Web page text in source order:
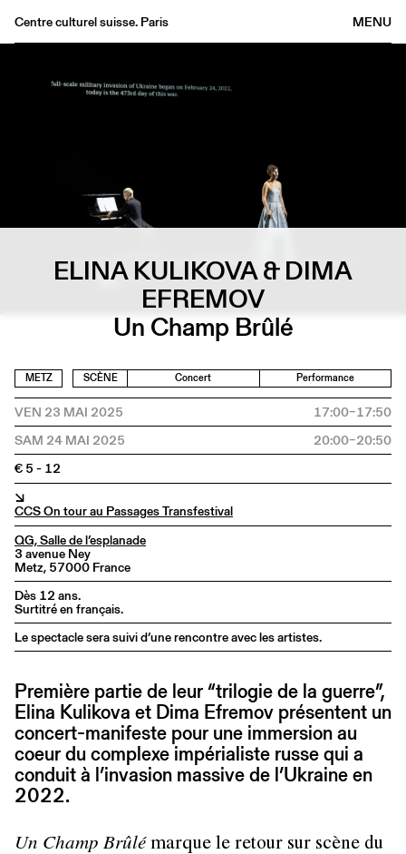
MENU
Centre culturel suisse. Paris
Librairie
Informations
ENELINA KULIKOVA & DIMA
EFREMOV
Un Champ Brûlé
METZ SCÈNE Concert Performance
VEN 23 MAI 2025
17:00–17:50
SAM 24 MAI 2025
20:00–20:50
€ 5 - 12
↘
CCS On tour au Passages Transfestival
QG, Salle de l’esplanade
3 avenue Ney
Metz, 57000 France
Dès 12 ans.
Surtitré en français.
Le spectacle sera suivi d’une rencontre avec les artistes.
Première partie de leur “trilogie de la guerre”,
Elina Kulikova et Dima Efremov présentent un
concert-manifeste pour une immersion au
coeur du complexe impérialiste russe qui a
conduit à l’invasion massive de l’Ukraine en
2022.
Un Champ Brûlé marque le retour sur scène du